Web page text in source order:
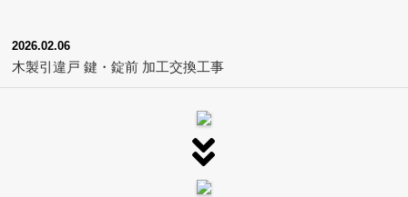
2026.02.06
木製引違戸 鍵・錠前 加工交換工事